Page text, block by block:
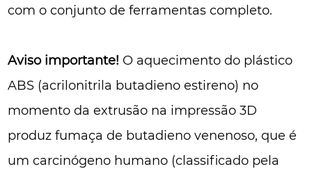
com o conjunto de ferramentas completo.
Aviso importante! O aquecimento do plástico
ABS (acrilonitrila butadieno estireno) no
momento da extrusão na impressão 3D
produz fumaça de butadieno venenoso, que é
um carcinógeno humano (classificado pela